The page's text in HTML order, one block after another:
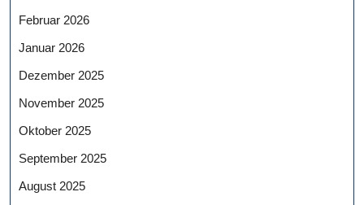
Februar 2026
Januar 2026
Dezember 2025
November 2025
Oktober 2025
September 2025
August 2025